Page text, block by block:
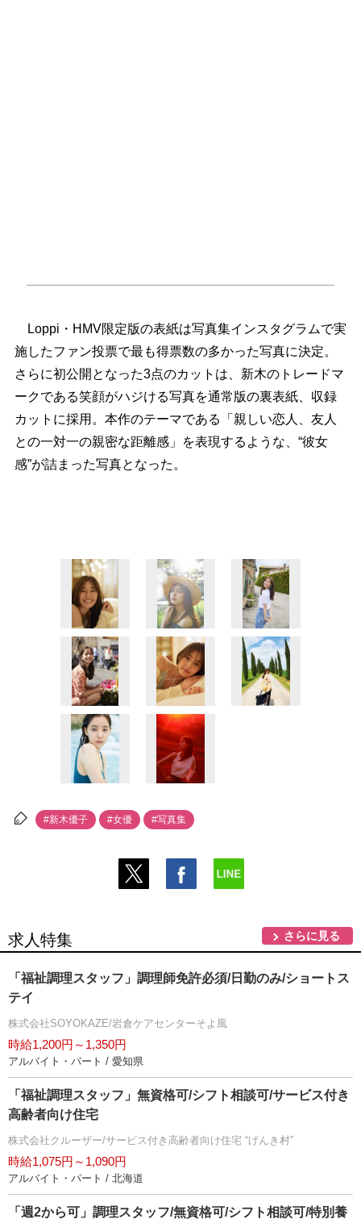
Loppi・HMV限定版の表紙は写真集インスタグラムで実
施したファン投票で最も得票数の多かった写真に決定。
さらに初公開となった3点のカットは、新木のトレードマ
ークである笑顔がハジける写真を通常版の裏表紙、収録
カットに採用。本作のテーマである「親しい恋人、友人
との一対一の親密な距離感」を表現するような、“彼女
感”が詰まった写真となった。
#新木優子 #女優 #写真集
求人特集 さらに見る
「福祉調理スタッフ」調理師免許必須/日勤のみ/ショートス
テイ
株式会社SOYOKAZE/岩倉ケアセンターそよ風
時給1,200円～1,350円
アルバイト・パート / 愛知県
「福祉調理スタッフ」無資格可/シフト相談可/サービス付き
高齢者向け住宅
株式会社クルーザー/サービス付き高齢者向け住宅 “げんき村”
時給1,075円～1,090円
アルバイト・パート / 北海道
「週2から可」調理スタッフ/無資格可/シフト相談可/特別養